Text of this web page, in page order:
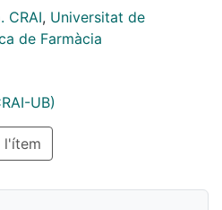
CRAI, Universitat de
de Farmàcia
UB)
l'ítem